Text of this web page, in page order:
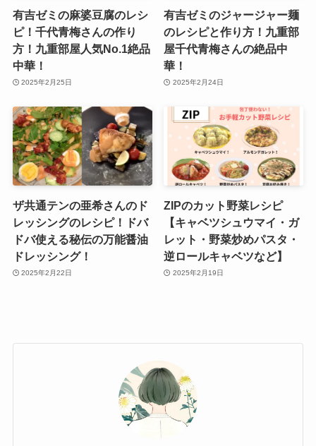
有吉ゼミの麻婆豆腐のレシ
ピ！千代青梅さんの作り
方！九重部屋人気No.1絶品
中華！
2025年2月25日
有吉ゼミのジャージャー麺
のレシピと作り方！九重部
屋千代青梅さんの絶品中
華！
2025年2月24日
ザ共通テンの亜希さんのド
レッシングのレシピ！ドバ
ドバ使える秘伝の万能醤油
ドレッシング！
2025年2月22日
ZIPのカット野菜レシピ
【キャベツシュウマイ・ガ
レット・野菜炒めパスタ・
逆ロールキャベツなど】
2025年2月19日